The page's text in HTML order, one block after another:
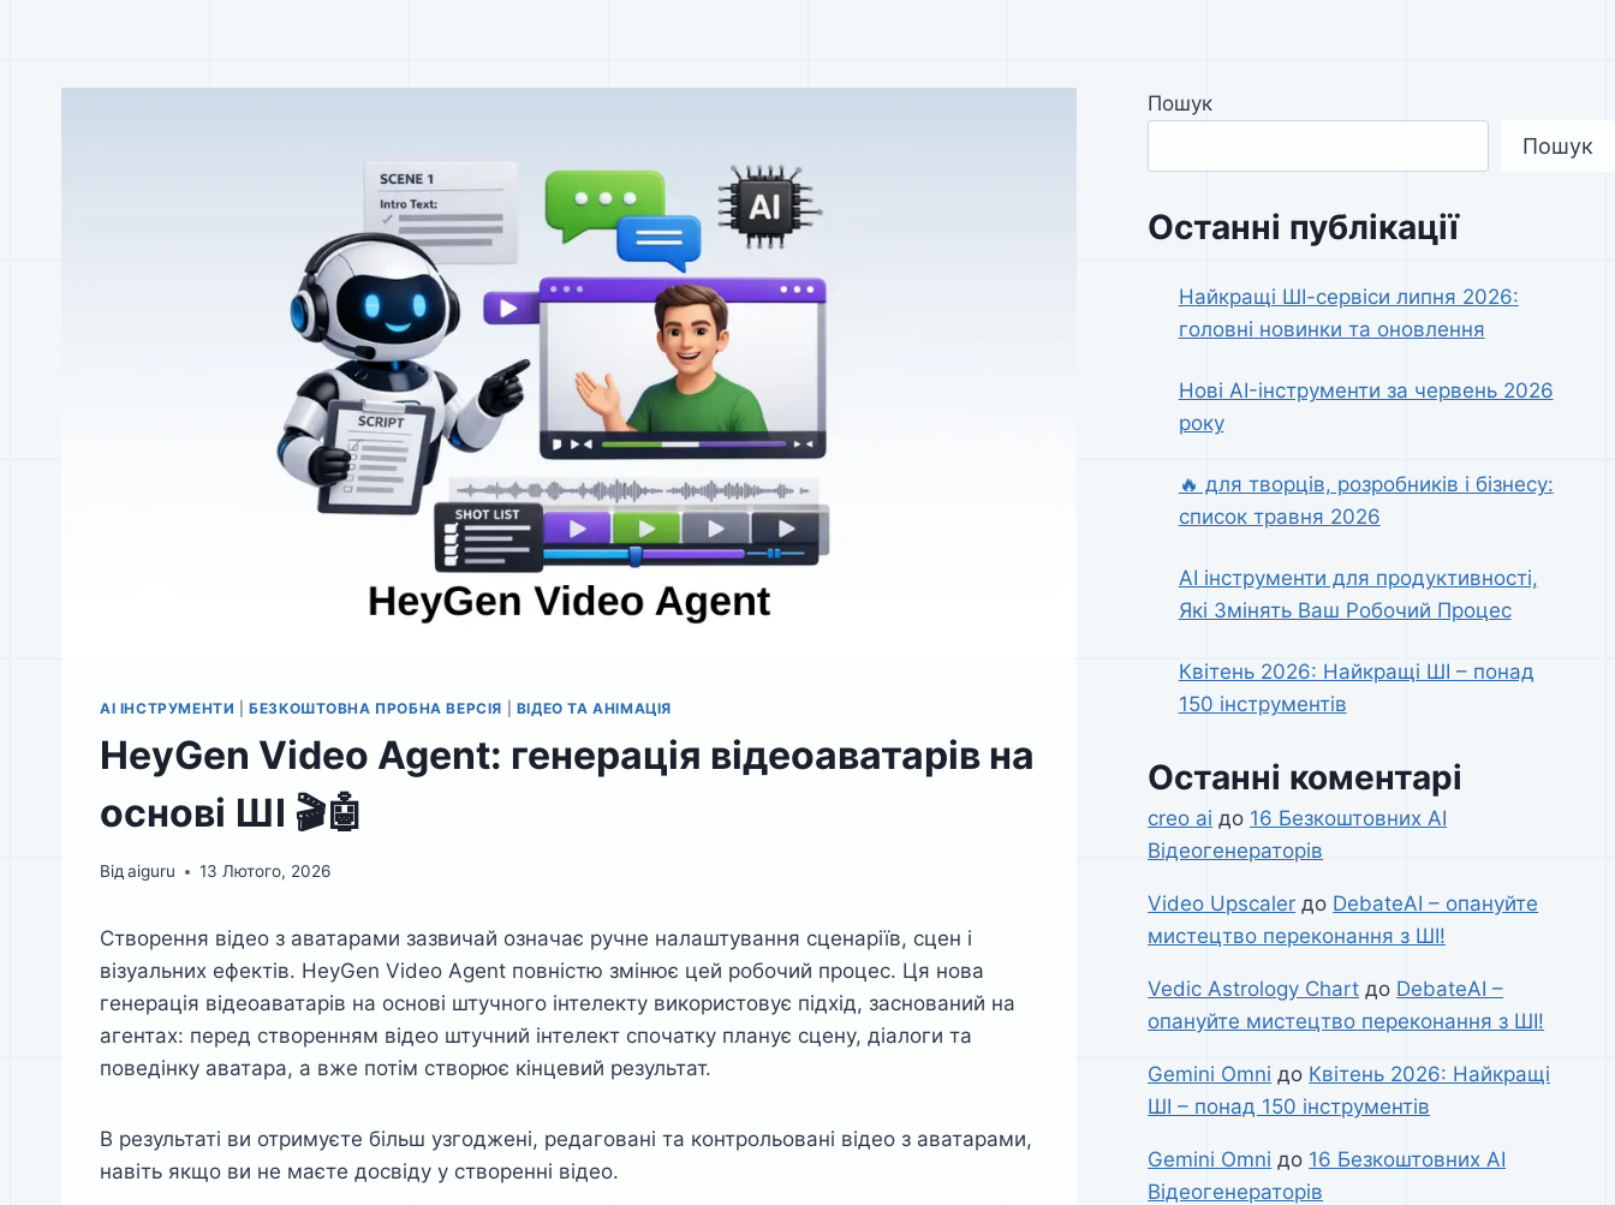
AI ІНСТРУМЕНТИ |БЕЗКОШТОВНА ПРОБНА ВЕРСІЯ ВІДЕО ТА АНІМАЦІЯ
HeyGen Video Agent: генерація відеоаватарів на
основі ШІ 🎬🤖
Від aiguru 13 Лютого, 2026
Створення відео з аватарами зазвичай означає ручне налаштування сценаріїв, сцен і
візуальних ефектів. HeyGen Video Agent повністю змінює цей робочий процес. Ця нова
генерація відеоаватарів на основі штучного інтелекту використовує підхід, заснований на
агентах: перед створенням відео штучний інтелект спочатку планує сцену, діалоги та
поведінку аватара, а вже потім створює кінцевий результат.
В результаті ви отримуєте більш узгоджені, редаговані та контрольовані відео з аватарами,
навіть якщо ви не маєте досвіду у створенні відео.
Пошук
Пошук
Останні публікації
Найкращі ШІ-сервіси липня 2026:
головні новинки та оновлення
Нові AI-інструменти за червень 2026
року
🔥 для творців, розробників і бізнесу:
список травня 2026
AI інструменти для продуктивності,
Які Змінять Ваш Робочий Процес
Квітень 2026: Найкращі ШІ – понад
150 інструментів
Останні коментарі
creo ai до 16 Безкоштовних AI
Відеогенераторів
Video Upscaler до DebateAI – опануйте
мистецтво переконання з ШІ!
Vedic Astrology Chart до DebateAI –
опануйте мистецтво переконання з ШІ!
Gemini Omni до Квітень 2026: Найкращі
ШІ – понад 150 інструментів
Gemini Omni до 16 Безкоштовних AI
Відеогенераторів